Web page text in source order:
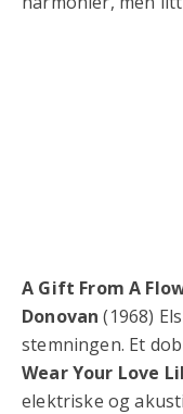
A Gift From A
Donovan(1968)
stemningen. Et
Wear Your Love
elektriske og